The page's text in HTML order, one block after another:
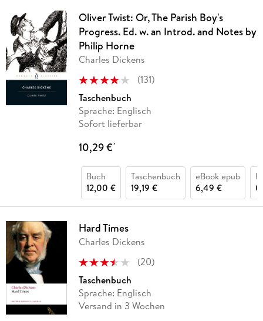
Oliver Twist: Or, The Parish Boy's
Progress. Ed. w. an Introd. and Notes by
Philip Horne
Charles Dickens
(131)
Taschenbuch
Sprache: Englisch
Sofort lieferbar
10,29 €*
Buch
12,00 €
Taschenbuch
19,19 €
eBook epub
6,49 €
Hard Times
Charles Dickens
(20)
Taschenbuch
Sprache: Englisch
Versand in 3 Wochen